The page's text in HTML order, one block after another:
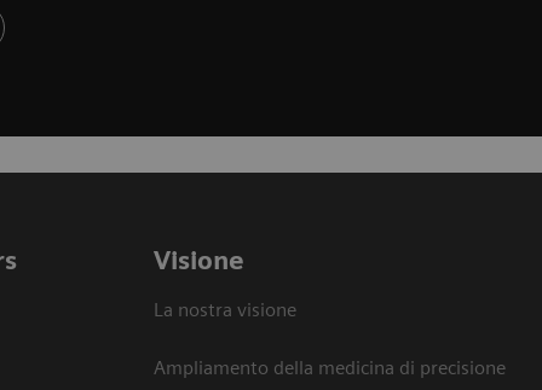
Visione
La nostra visione
Ampliamento della medicina di precisione